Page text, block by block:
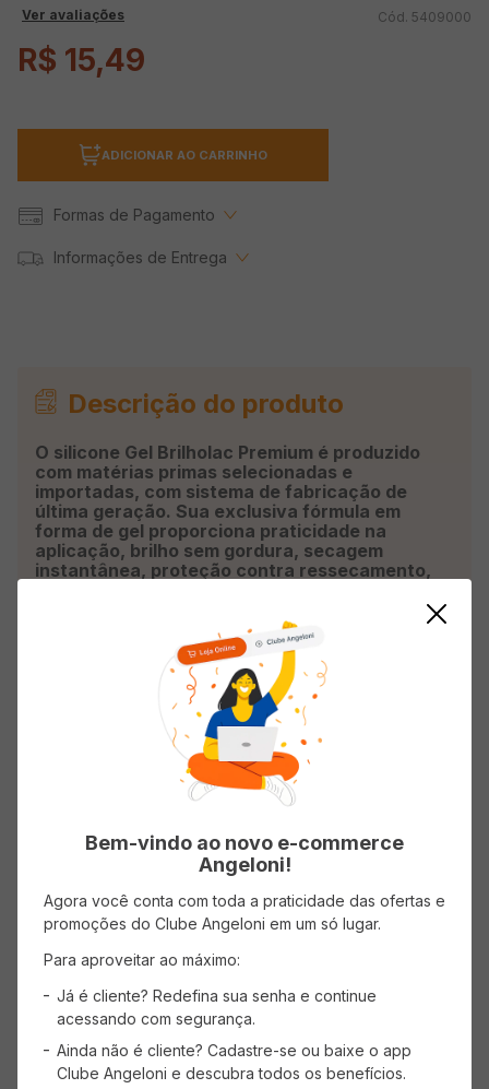
Ver avaliações 5409000
R$ 15,49
ADICIONAR AO CARRINHO
Formas de Pagamento
Informações de Entrega
Descrição do produto
O silicone Gel Brilholac Premium é produzido
com matérias primas selecionadas e
importadas, com sistema de fabricação de
última geração. Sua exclusiva fórmula em
forma de gel proporciona praticidade na
aplicação, brilho sem gordura, secagem
instantânea, proteção contra ressecamento,
gel Brilholac é usado em painéis, pára-choques,
pneus e partes pretas do veículo.
Avaliações
Faça login para escrever uma avaliação.
Mais recentes Todos
Carregando avaliações…
Bem-vindo ao novo e-commerce
Angeloni!
Agora você conta com toda a praticidade das ofertas e
promoções do Clube Angeloni em um só lugar.
Para aproveitar ao máximo:
Já é cliente? Redefina sua senha e continue
acessando com segurança.
Ainda não é cliente? Cadastre-se ou baixe o app
Clube Angeloni e descubra todos os benefícios.